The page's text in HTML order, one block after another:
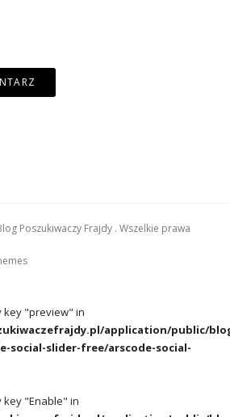
Poszukiwaczy Frajdy . Wszelkie prawa
key "preview" in
application/public/
social-slider-free/arscode-social-
key "Enable" in